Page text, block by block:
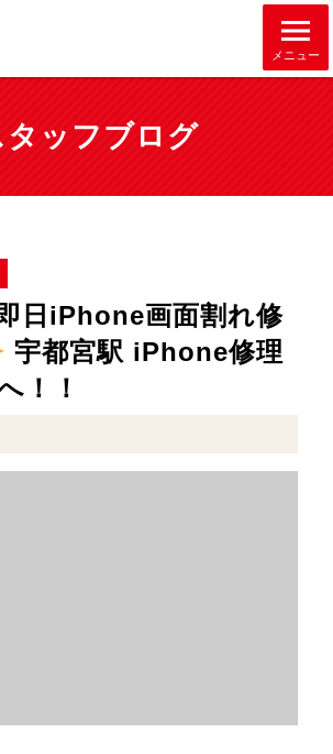
メニュー
タッフブログ
日iPhone画面割れ修
宇都宮駅 iPhone修理
！！